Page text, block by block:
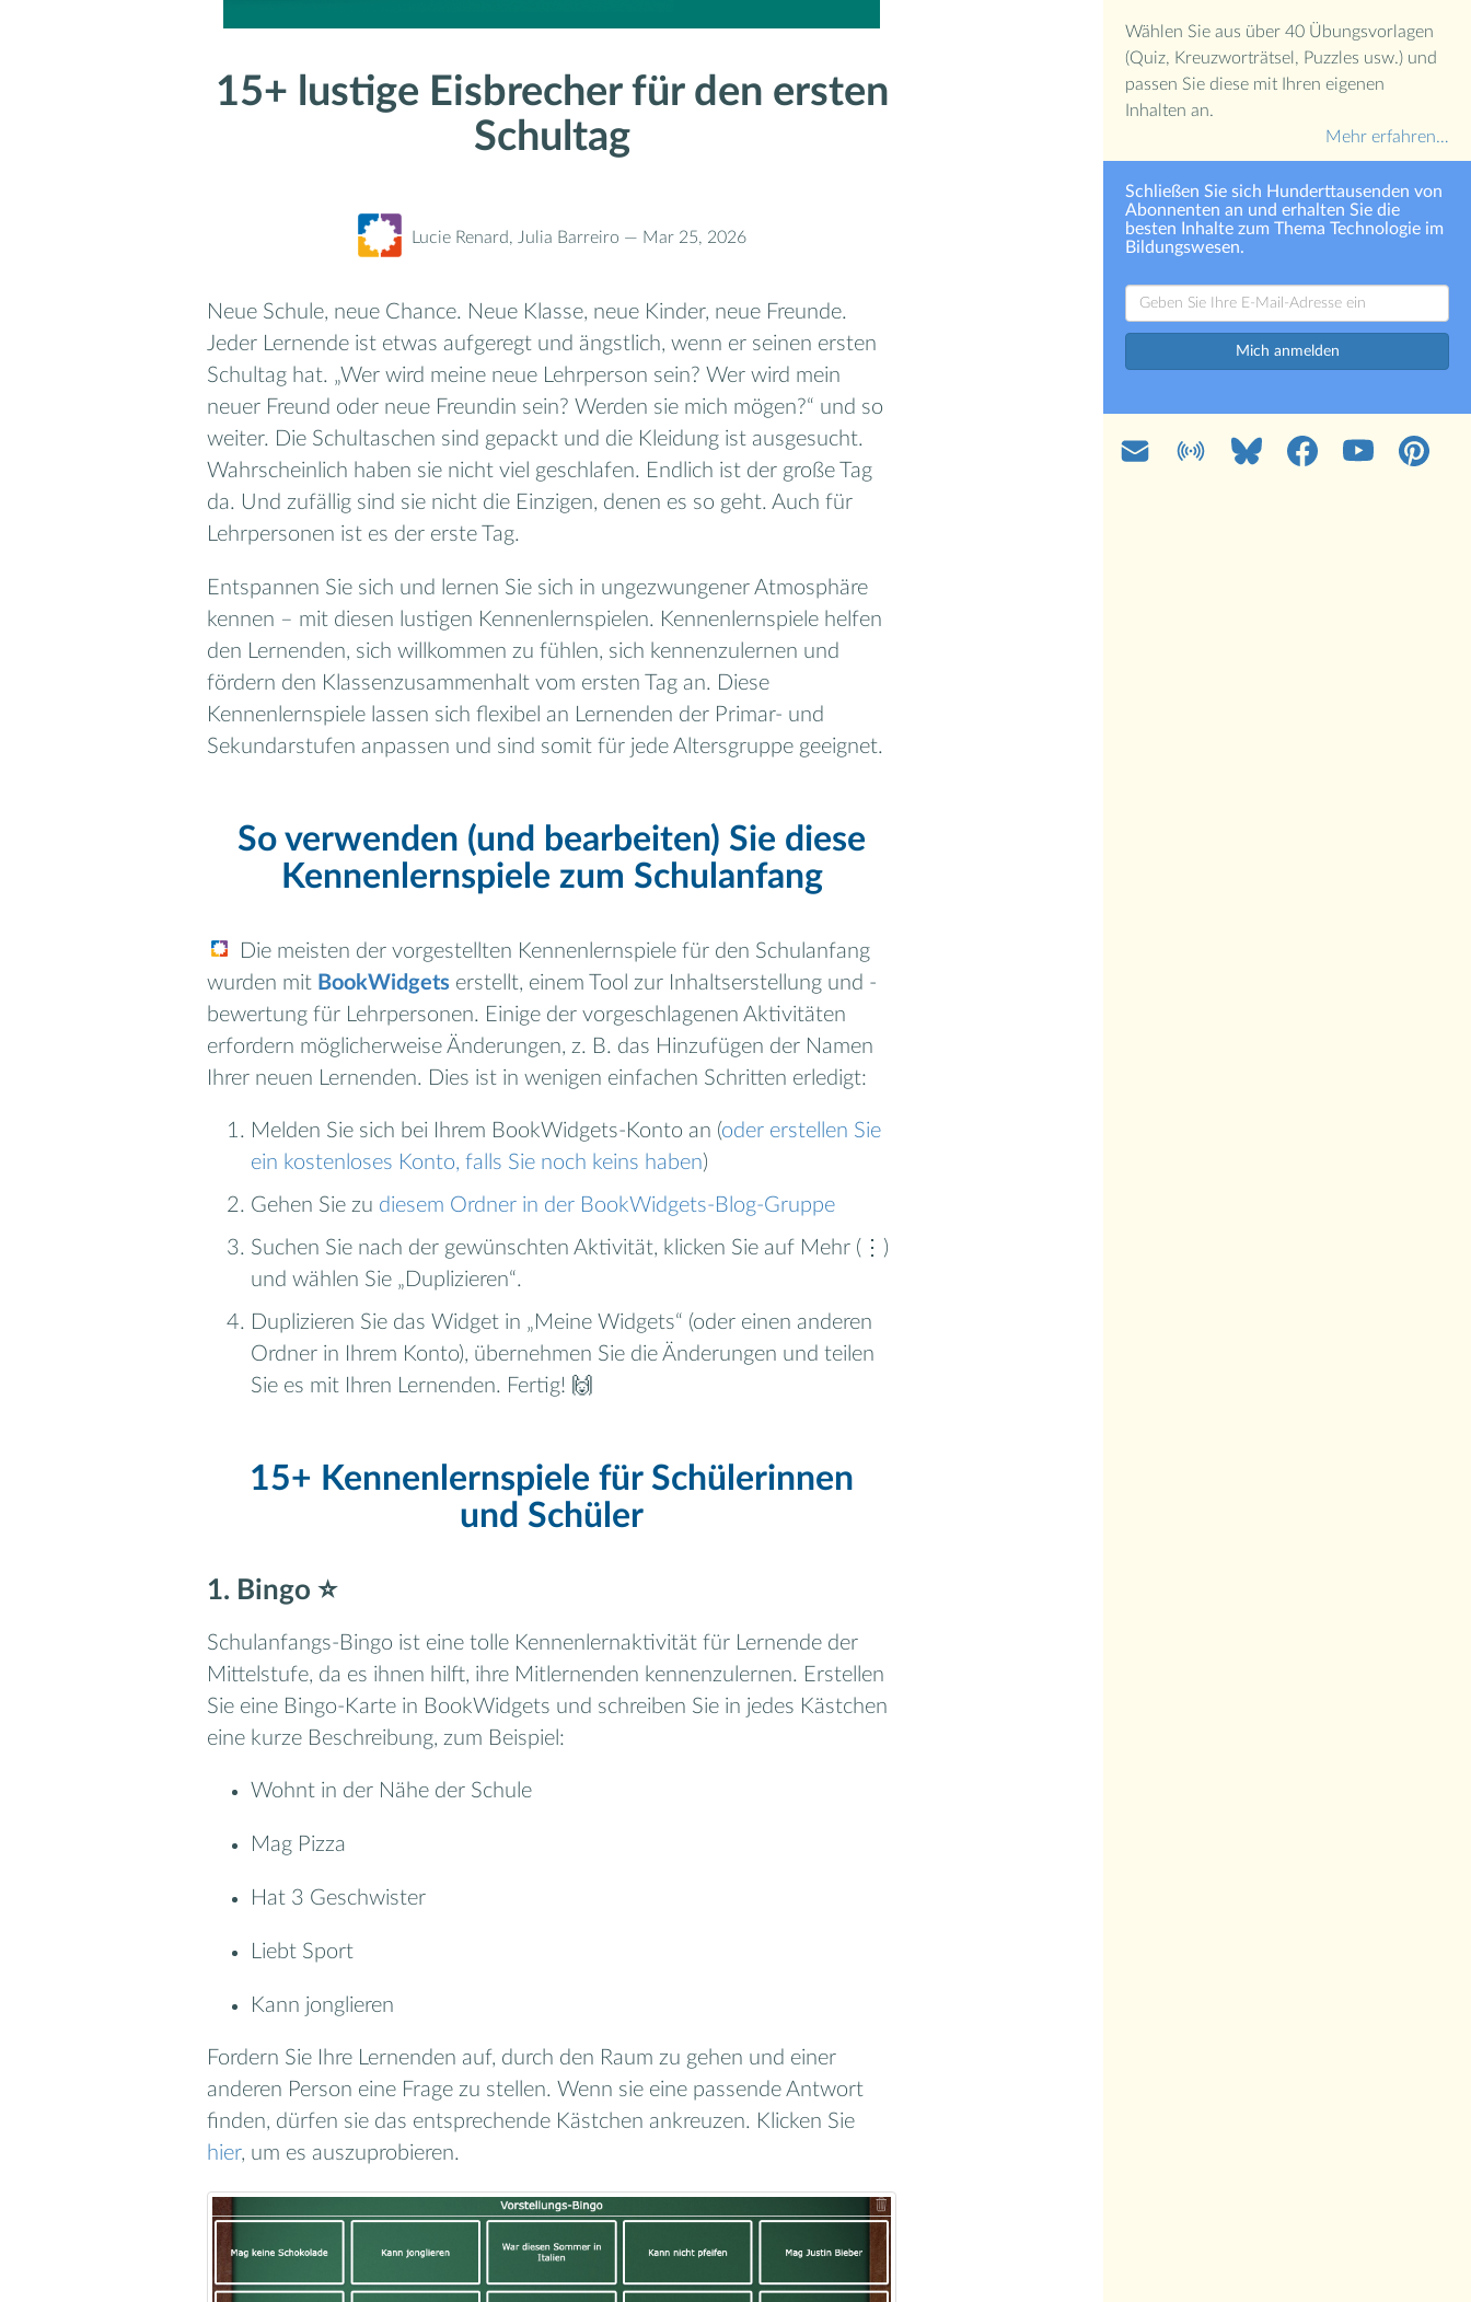
15+ lustige Eisbrecher für den ersten
Schultag
Lucie Renard, Julia Barreiro — Mar 25, 2026
Neue Schule, neue Chance. Neue Klasse, neue Kinder, neue Freunde.
Jeder Lernende ist etwas aufgeregt und ängstlich, wenn er seinen ersten
Schultag hat. „Wer wird meine neue Lehrperson sein? Wer wird mein
neuer Freund oder neue Freundin sein? Werden sie mich mögen?“ und so
weiter. Die Schultaschen sind gepackt und die Kleidung ist ausgesucht.
Wahrscheinlich haben sie nicht viel geschlafen. Endlich ist der große Tag
da. Und zufällig sind sie nicht die Einzigen, denen es so geht. Auch für
Lehrpersonen ist es der erste Tag.
Entspannen Sie sich und lernen Sie sich in ungezwungener Atmosphäre
kennen – mit diesen lustigen Kennenlernspielen. Kennenlernspiele helfen
den Lernenden, sich willkommen zu fühlen, sich kennenzulernen und
fördern den Klassenzusammenhalt vom ersten Tag an. Diese
Kennenlernspiele lassen sich flexibel an Lernenden der Primar- und
Sekundarstufen anpassen und sind somit für jede Altersgruppe geeignet.
So verwenden (und bearbeiten) Sie diese
Kennenlernspiele zum Schulanfang
Die meisten der vorgestellten Kennenlernspiele für den Schulanfang
wurden mit BookWidgets erstellt, einem Tool zur Inhaltserstellung und -
bewertung für Lehrpersonen. Einige der vorgeschlagenen Aktivitäten
erfordern möglicherweise Änderungen, z. B. das Hinzufügen der Namen
Ihrer neuen Lernenden. Dies ist in wenigen einfachen Schritten erledigt:
Melden Sie sich bei Ihrem BookWidgets-Konto an (oder erstellen Sie
ein kostenloses Konto, falls Sie noch keins haben)
Gehen Sie zu diesem Ordner in der BookWidgets-Blog-Gruppe
Suchen Sie nach der gewünschten Aktivität, klicken Sie auf Mehr (⋮)
und wählen Sie „Duplizieren“.
Duplizieren Sie das Widget in „Meine Widgets“ (oder einen anderen
Ordner in Ihrem Konto), übernehmen Sie die Änderungen und teilen
Sie es mit Ihren Lernenden. Fertig! 🙌
15+ Kennenlernspiele für Schülerinnen
und Schüler
1. Bingo ⭐️
Schulanfangs-Bingo ist eine tolle Kennenlernaktivität für Lernende der
Mittelstufe, da es ihnen hilft, ihre Mitlernenden kennenzulernen. Erstellen
Sie eine Bingo-Karte in BookWidgets und schreiben Sie in jedes Kästchen
eine kurze Beschreibung, zum Beispiel:
Wohnt in der Nähe der Schule
Mag Pizza
Hat 3 Geschwister
Liebt Sport
Kann jonglieren
Fordern Sie Ihre Lernenden auf, durch den Raum zu gehen und einer
anderen Person eine Frage zu stellen. Wenn sie eine passende Antwort
finden, dürfen sie das entsprechende Kästchen ankreuzen. Klicken Sie
hier, um es auszuprobieren.
Wählen Sie aus über 40 Übungsvorlagen
(Quiz, Kreuzworträtsel, Puzzles usw.) und
passen Sie diese mit Ihren eigenen
Inhalten an.
Mehr erfahren…
Schließen Sie sich Hunderttausenden von
Abonnenten an und erhalten Sie die
besten Inhalte zum Thema Technologie im
Bildungswesen.
Mich anmelden